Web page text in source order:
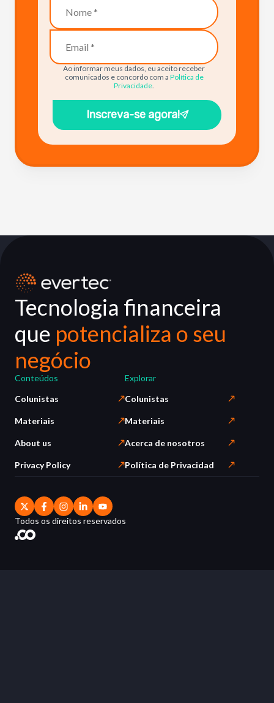
Ao informar meus dados, eu aceito receber
comunicados e concordo com a Política de
Privacidade.
Inscreva-se agora!
Tecnologia financeira
que potencializa o seu
negócio
Conteúdos
Colunistas
Materiais
About us
Privacy Policy
Explorar
Colunistas
Materiais
Acerca de nosotros
Política de Privacidad
Todos os direitos reservados